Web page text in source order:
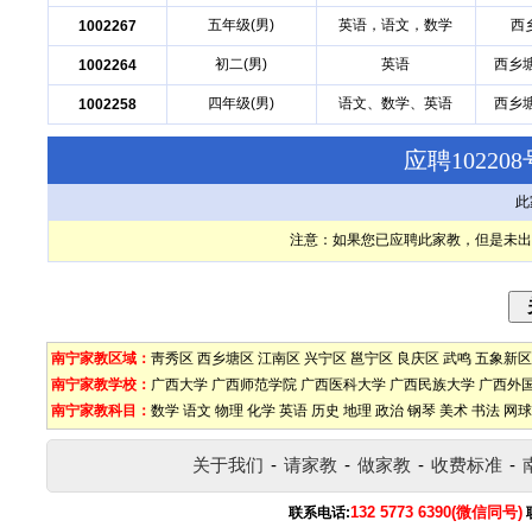
1002267 五年级(男) 英语，语文，数学 西
1002264 初二(男) 英语 西乡
1002258 四年级(男) 语文、数学、英语 西乡
应聘
注意：如果您已应聘此家教，但是未
南宁家教区域： 靑秀区 西乡塘区 江南区 兴宁区 邕宁区 良庆区 武鸣 五象新区
南宁家教学校： 广西大学 广西师范学院 广西医科大学 广西民族大学 广西外
南宁家教科目： 数学 语文 物理 化学 英语 历史 地理 政治 钢琴 美术 书法 网球
关于我们 - 请家教 - 做家教 - 收费标准 -
联系电话:132 5773 6390(微信同号)